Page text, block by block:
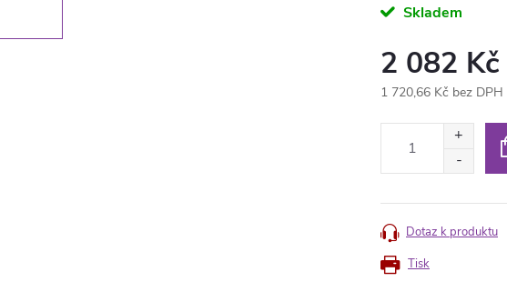
Skladem
2 082 Kč
1 720,66 Kč bez DPH
Tisk
Dotaz k produktu